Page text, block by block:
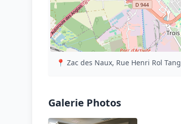
📍 Zac des Naux, Rue Henri Rol
Galerie Photos